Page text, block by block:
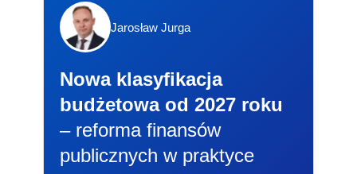
Jarosław Jurga
Nowa klasyfikacja
budżetowa od 2027 roku
– reforma finansów
publicznych w praktyce